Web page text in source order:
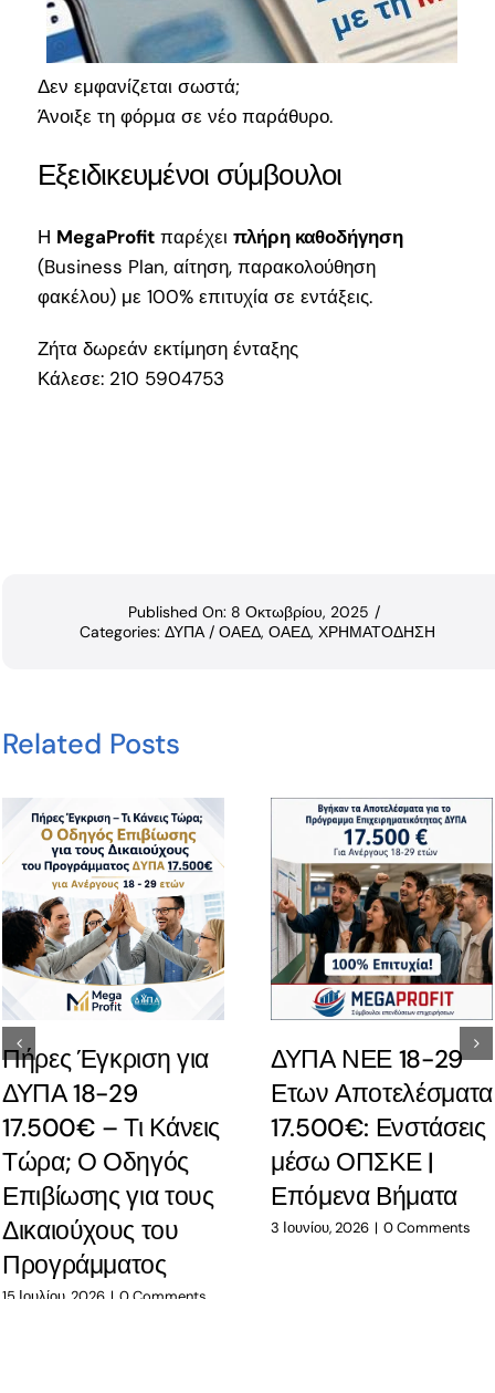
Δεν εμφανίζεται σωστά;
Άνοιξε τη φόρμα σε νέο παράθυρο.
Εξειδικευμένοι σύμβουλοι
Η MegaProfit παρέχει πλήρη καθοδήγηση
(Business Plan, αίτηση, παρακολούθηση
φακέλου) με 100% επιτυχία σε εντάξεις.
Ζήτα δωρεάν εκτίμηση ένταξης
Κάλεσε: 210 5904753
Published On: 8 Οκτωβρίου, 2025 /
Categories: ΔΥΠΑ / ΟΑΕΔ, ΟΑΕΔ, ΧΡΗΜΑΤΟΔΗΣΗ
Related Posts
Πήρες Έγκριση για
ΔΥΠΑ 18-29
17.500€ – Τι Κάνεις
Τώρα; Ο Οδηγός
Επιβίωσης για τους
Δικαιούχους του
Προγράμματος
15 Ιουλίου, 2026 | 0 Comments
ΔΥΠΑ ΝΕΕ 18-29
Ετων Αποτελέσματα
17.500€: Ενστάσεις
μέσω ΟΠΣΚΕ |
Επόμενα Βήματα
3 Ιουνίου, 2026 | 0 Comments